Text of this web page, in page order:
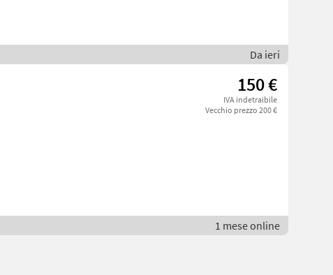
Da ieri
150 €
IVA indetraibile
Vecchio prezzo 200 €
1 mese online